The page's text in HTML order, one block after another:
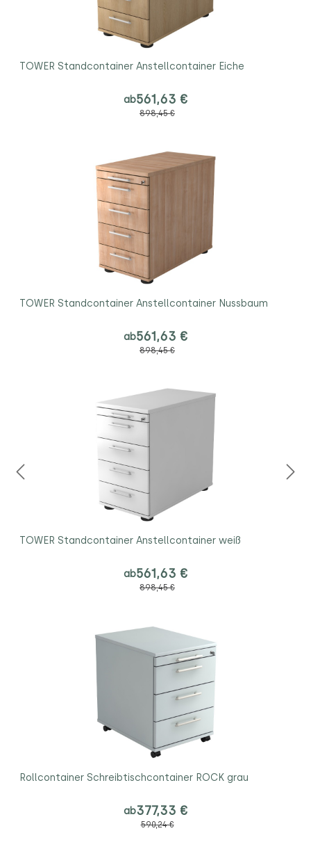
TOWER Standcontainer Anstellcontainer Eiche
ab561,63 €
898,45 €
TOWER Standcontainer Anstellcontainer Nussbaum
ab561,63 €
898,45 €
TOWER Standcontainer Anstellcontainer weiß
ab561,63 €
898,45 €
Rollcontainer Schreibtischcontainer ROCK grau
ab377,33 €
590,24 €